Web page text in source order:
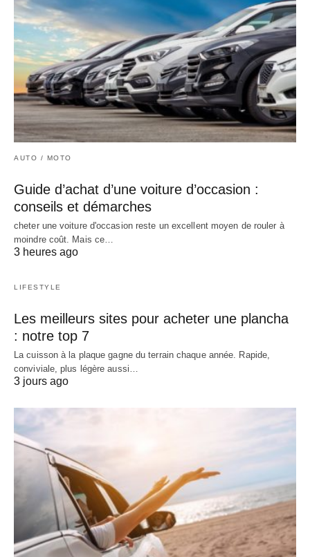
AUTO / MOTO
Guide d’achat d’une voiture d’occasion :
conseils et démarches
cheter une voiture d'occasion reste un excellent moyen de rouler à
moindre coût. Mais ce…
3 heures ago
LIFESTYLE
Les meilleurs sites pour acheter une plancha
: notre top 7
La cuisson à la plaque gagne du terrain chaque année. Rapide,
conviviale, plus légère aussi…
3 jours ago